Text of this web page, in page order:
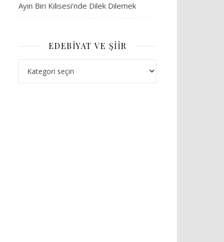
Ayın Biri Kilisesi’nde Dilek Dilemek
EDEBIYAT VE ŞIIR